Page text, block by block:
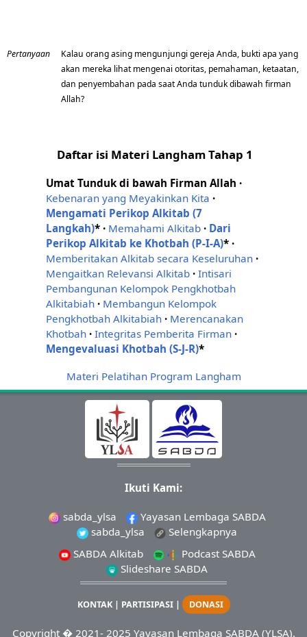
Pertanyaan
Kalau orang asing mengunjungi gereja Anda, bukti apa yang
akan mereka lihat mengenai otoritas, pemahaman, ketaatan,
dan penyembahan pada saat Anda tunduk dibawah firman
Allah?
Daftar isi Materi Langham Tahap 1
Umat Tunduk di bawah Firman Allah ·
Kebenaran yang Meyakinkan Kita ·
Mengamati Perikop Alkitab (7
Langkah)* · Memahami Alkitab · Dari
Perikop Alkitab ke Khotbah (P-I-A)* ·
Memberitakan Alkitab secara Keseluruhan ·
Mengaitkan Relevansi Alkitab · Intisari
Pembangunan Kelompok Pengkhotbah
Alkitabiah · Membangun Kelompok
Pengkhotbah Alkitabiah · Merencanakan
Khotbah · Integritas Pemberita Firman ·
Mengevaluasi Khotbah (S-J-R)*
Materi Pelatihan Program Langham
Ikuti Kami:
sabda_ylsa
Yayasan Lembaga SABDA
sabda_ylsa
Selengkapnya
SABDA Alkitab
Podcast SABDA
Slideshare SABDA
KONTAK| PARTISIPASI| DONASI
Copyright� 2021- 2025 Yayasan Lembaga SABDA (YLSA).